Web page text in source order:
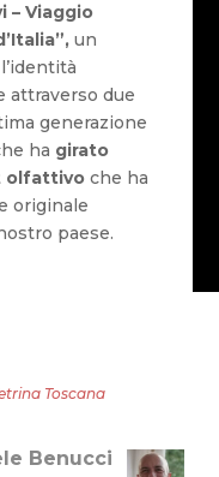
– Viaggio
un
attraverso due
generazione
ha girato
olfattivo che ha
originale
paese.
Toscana
Benucci